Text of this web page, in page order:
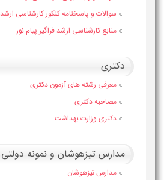
» سوالات و پاسخنامه کنکور کارشناسی ارشد
» منابع کارشناسی ارشد فراگیر پیام نور
دکتری
» معرفی رشته های آزمون دکتری
» مصاحبه دکتری
» دکتری وزارت بهداشت
مدارس تیزهوشان و نمونه دولتی
» مدارس تیزهوشان